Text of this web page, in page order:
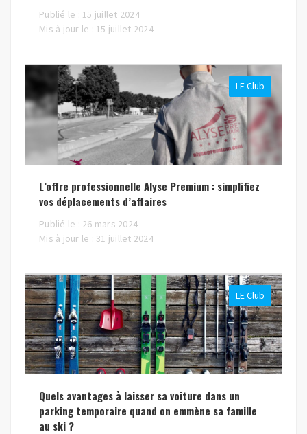
Publié le : 15 juillet 2024
Mis à jour le : 15 juillet 2024
LE Club
L’offre professionnelle Alyse Premium : simplifiez
vos déplacements d’affaires
Publié le : 26 mars 2024
Mis à jour le : 31 juillet 2024
LE Club
Quels avantages à laisser sa voiture dans un
parking temporaire quand on emmène sa famille
au ski ?